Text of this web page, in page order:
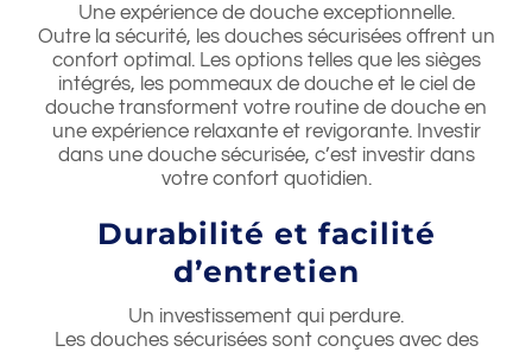
Une expérience de douche exceptionnelle.
Outre la sécurité, les douches sécurisées offrent un
confort optimal. Les options telles que les sièges
intégrés, les pommeaux de douche et le ciel de
douche transforment votre routine de douche en
une expérience relaxante et revigorante. Investir
dans une douche sécurisée, c’est investir dans
votre confort quotidien.
Durabilité et facilité
d’entretien
Un investissement qui perdure.
Les douches sécurisées sont conçues avec des